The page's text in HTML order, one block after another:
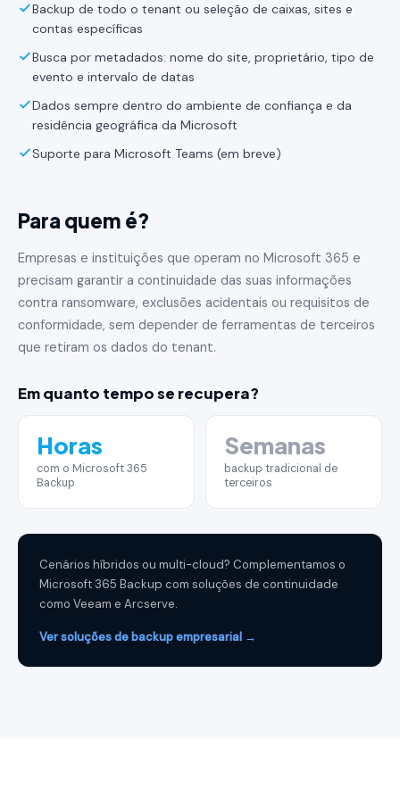
Backup de todo o tenant ou seleção de caixas, sites e
contas específicas
Busca por metadados: nome do site, proprietário, tipo de
evento e intervalo de datas
Dados sempre dentro do ambiente de confiança e da
residência geográfica da Microsoft
Suporte para Microsoft Teams (em breve)
Para quem é?
Empresas e instituições que operam no Microsoft 365 e
precisam garantir a continuidade das suas informações
contra ransomware, exclusões acidentais ou requisitos de
conformidade, sem depender de ferramentas de terceiros
que retiram os dados do tenant.
Em quanto tempo se recupera?
Horas
com o Microsoft 365
Backup
Semanas
backup tradicional de
terceiros
Cenários híbridos ou multi-cloud? Complementamos o
Microsoft 365 Backup com soluções de continuidade
como Veeam e Arcserve.
Ver soluções de backup empresarial →